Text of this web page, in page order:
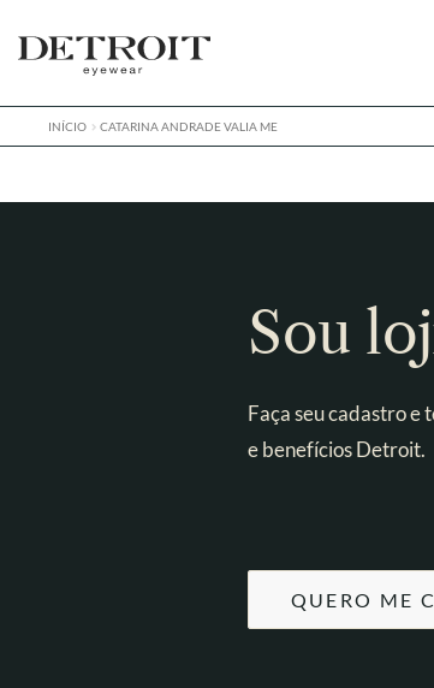
navegação
o
conteúdo
INÍCIO CATARINA ANDRADE VALIA ME
Sou
Faça seu cadastro e
e benefícios Detroit.
QUERO ME